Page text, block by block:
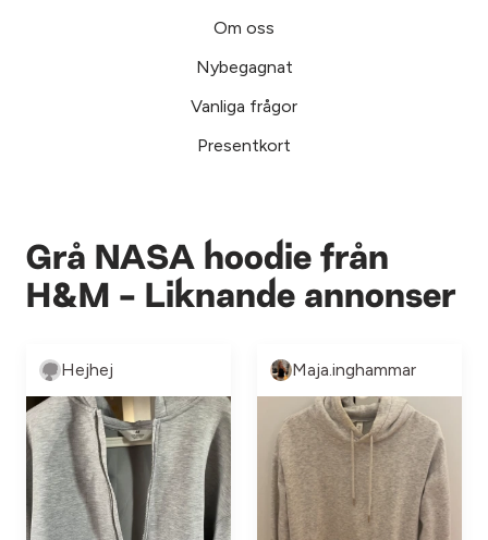
Om oss
Nybegagnat
Vanliga frågor
Presentkort
Grå NASA hoodie från
H&M - Liknande annonser
Hejhej Maja.inghammar